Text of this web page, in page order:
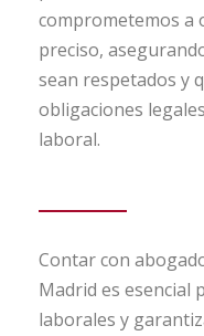
comprometemos a
preciso,
sean respetados y
obligaciones
laboral.
Contar con
Madrid es esencial
laborales y